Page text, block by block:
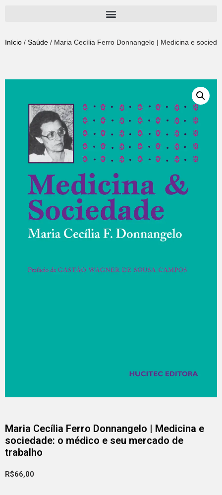
para
Início / Saúde / Maria Cecília Ferro Donnangelo | Medicina e
Maria Cecília Ferro Donnangelo | Medicina e
sociedade: o médico e seu mercado de
trabalho
R$66,00